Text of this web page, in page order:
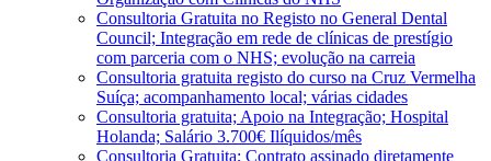
Consultoria Gratuita no Registo no General Dental
Council; Integração em rede de clínicas de prestígio
com parceria com o NHS; evolução na carreia
Consultoria gratuita registo do curso na Cruz Vermelha
Suíça; acompanhamento local; várias cidades
Consultoria gratuita; Apoio na Integração; Hospital
Holanda; Salário 3.700€ Ilíquidos/mês
Consultoria Gratuita; Contrato assinado diretamente